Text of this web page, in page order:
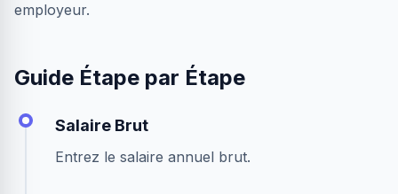
employeur.
Guide Étape par Étape
Salaire Brut
Entrez le salaire annuel brut.